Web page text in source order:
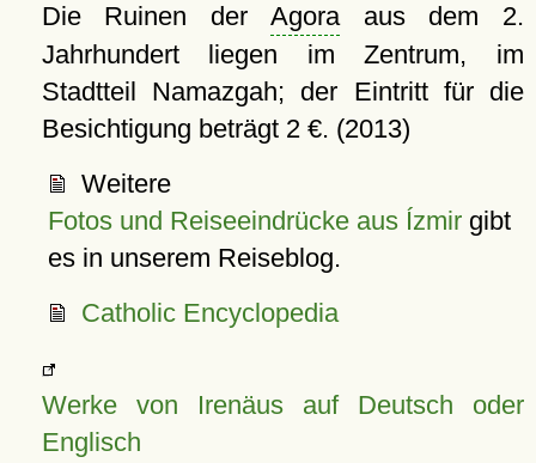
Die Ruinen derAgoraaus dem 2.
Jahrhundert liegen im Zentrum, im
Stadtteil Namazgah; der Eintritt für die
Besichtigung beträgt 2 €. (2013)
Weitere
Fotos und Reiseeindrücke aus Ízmirgibt
es in unserem Reiseblog.
Catholic Encyclopedia
Werke von Irenäus auf Deutsch oder
Englisch